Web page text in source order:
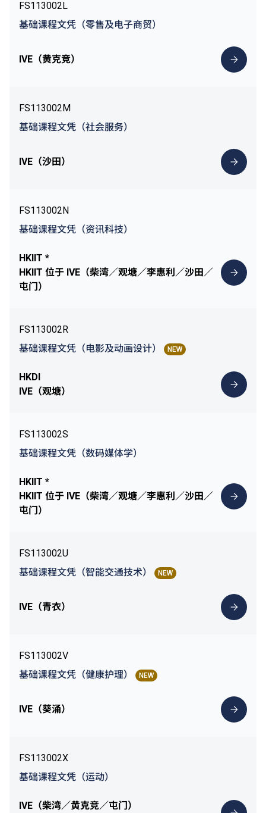
FS113002L
基础课程文凭（零售及电子商贸）
IVE（黄克竞）
FS113002M
基础课程文凭（社会服务）
IVE（沙田）
FS113002N
基础课程文凭（资讯科技）
HKIIT *
HKIIT 位于 IVE（柴湾／观塘／李惠利／沙田／
屯门）
FS113002R
基础课程文凭（电影及动画设计）
NEW
HKDI
IVE（观塘）
FS113002S
基础课程文凭（数码媒体学）
HKIIT *
HKIIT 位于 IVE（柴湾／观塘／李惠利／沙田／
屯门）
FS113002U
基础课程文凭（智能交通技术）
NEW
IVE（青衣）
FS113002V
基础课程文凭（健康护理）
NEW
IVE（葵涌）
FS113002X
基础课程文凭（运动）
IVE（柴湾／黄克竞／屯门）